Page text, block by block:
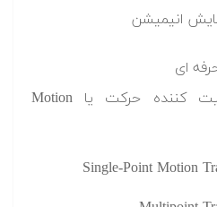
انیمیشن
ای
استفاده از تثبیت کننده حرکت یا Motion